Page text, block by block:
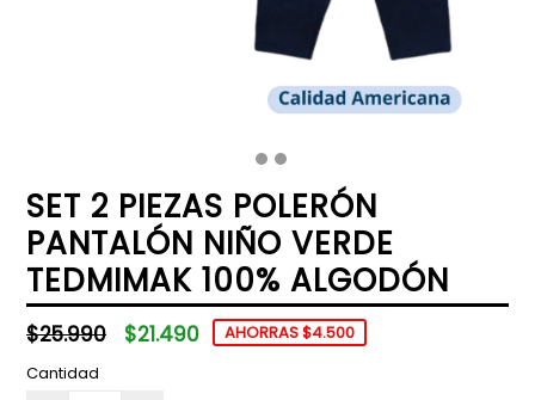
SET 2 PIEZAS POLERÓN
PANTALÓN NIÑO VERDE
TEDMIMAK 100% ALGODÓN
Precio
habitual
$25.990 $21.490
AHORRAS $4.500
Cantidad